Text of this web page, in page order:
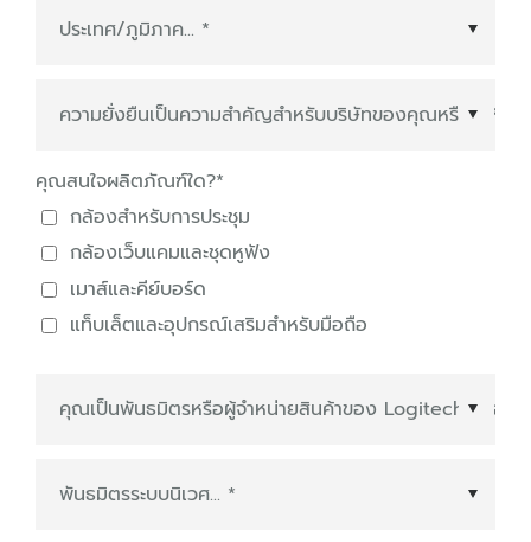
ประเทศ/ภูมิภาค
คุณสนใจผลิตภัณฑ์ใด?*
กล้องสำหรับการประชุม
กล้องเว็บแคมและชุดหูฟัง
เมาส์และคีย์บอร์ด
แท็บเล็ตและอุปกรณ์เสริมสำหรับมือถือ